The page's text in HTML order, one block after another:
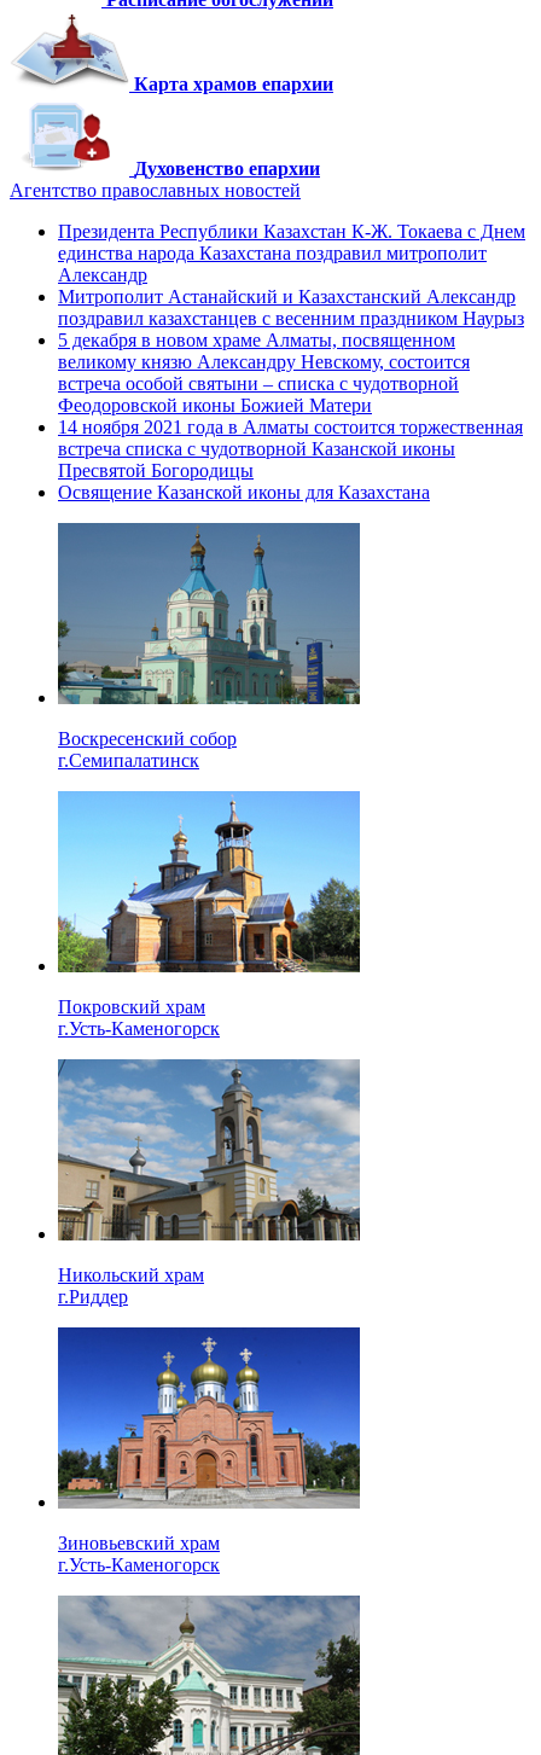
Карта храмов епархии
Духовенство епархии
Агентство православных новостей
Президента Республики Казахстан К-Ж. Токаева с Днем
единства народа Казахстана поздравил митрополит
Александр
Митрополит Астанайский и Казахстанский Александр
поздравил казахстанцев с весенним праздником Наурыз
5 декабря в новом храме Алматы, посвященном
великому князю Александру Невскому, состоится
встреча особой святыни – списка с чудотворной
Феодоровской иконы Божией Матери
14 ноября 2021 года в Алматы состоится торжественная
встреча списка с чудотворной Казанской иконы
Пресвятой Богородицы
Освящение Казанской иконы для Казахстана
Воскресенский собор
г.Семипалатинск
Покровский храм
г.Усть-Каменогорск
Никольский храм
г.Риддер
Зиновьевский храм
г.Усть-Каменогорск